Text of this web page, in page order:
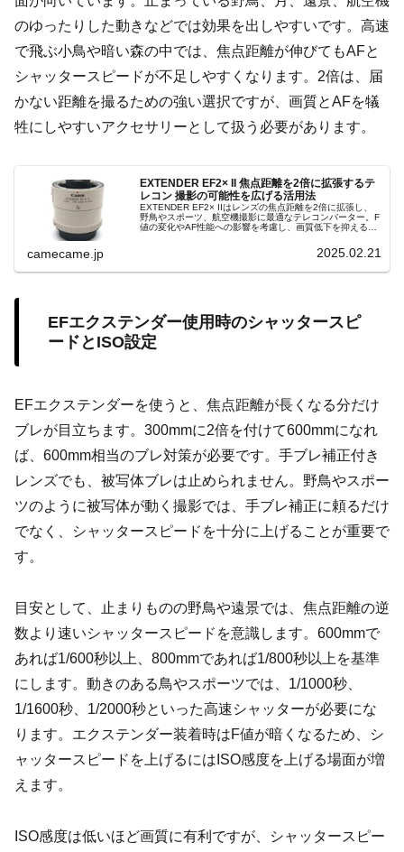
のゆったりした動きなどでは効果を出しやすいです。高速
で飛ぶ小鳥や暗い森の中では、焦点距離が伸びてもAFと
シャッタースピードが不足しやすくなります。2倍は、届
かない距離を撮るための強い選択ですが、画質とAFを犠
牲にしやすいアクセサリーとして扱う必要があります。
EXTENDER EF2× II 焦点距離を2倍に拡張するテ
レコン 撮影の可能性を広げる活用法
EXTENDER EF2× IIはレンズの焦点距離を2倍に拡張し、
野鳥やスポーツ、航空機撮影に最適なテレコンバーター。F
値の変化やAF性能への影響を考慮し、画質低下を抑えるた
camecame.jp 2025.02.21
EFエクステンダー使用時のシャッタースピ
ードとISO設定
EFエクステンダーを使うと、焦点距離が長くなる分だけ
ブレが目立ちます。300mmに2倍を付けて600mmになれ
ば、600mm相当のブレ対策が必要です。手ブレ補正付き
レンズでも、被写体ブレは止められません。野鳥やスポー
ツのように被写体が動く撮影では、手ブレ補正に頼るだけ
でなく、シャッタースピードを十分に上げることが重要で
す。
目安として、止まりものの野鳥や遠景では、焦点距離の逆
数より速いシャッタースピードを意識します。600mmで
あれば1/600秒以上、800mmであれば1/800秒以上を基準
にします。動きのある鳥やスポーツでは、1/1000秒、
1/1600秒、1/2000秒といった高速シャッターが必要にな
ります。エクステンダー装着時はF値が暗くなるため、シ
ャッタースピードを上げるにはISO感度を上げる場面が増
えます。
ISO感度は低いほど画質に有利ですが、シャッタースピー